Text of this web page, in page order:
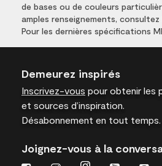
de bases ou de couleurs
amples renseignements,
Pour les dernières spécifications
Demeurez inspirés
Inscrivez-vous pour obtenir les
et sources d’inspiration.
Désabonnement en tout temps.
Joignez-vous à la